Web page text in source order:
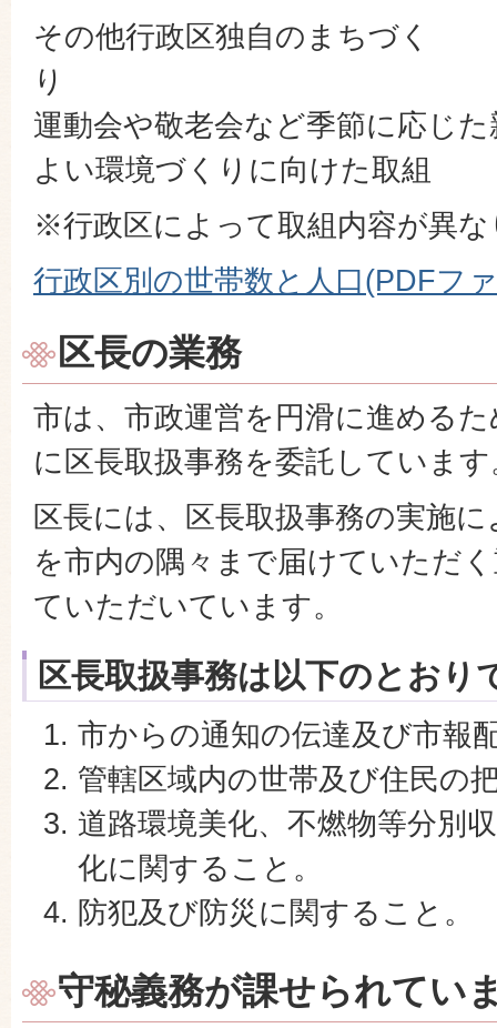
その他行政区独自のまちづく
運動会や敬老会など季節に応じ
よい環境づくりに向けた取組
※行政区によって取組内容が異
行政区別の世帯数と人口(PDFフ
区長の業務
市は、市政運営を円滑に進める
に区長取扱事務を委託してい
区長には、区長取扱事務の実施
を市内の隅々まで届けていただ
ていただいています。
区長取扱事務は以下のとおり
市からの通知の伝達及び市報
管轄区域内の世帯及び住民の
道路環境美化、不燃物等分別
化に関すること。
防犯及び防災に関すること。
市民から市長に提出する証明
守秘義務が課せられてい